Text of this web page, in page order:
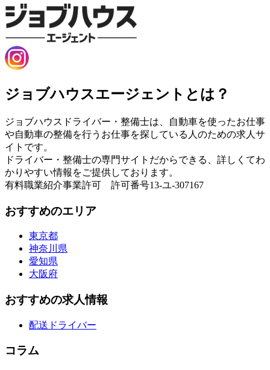
ジョブハウスエージェントとは？
ジョブハウスドライバー・整備士は、自動車を使ったお仕事
や自動車の整備を行うお仕事を探している人のための求人サ
イトです。
ドライバー・整備士の専門サイトだからできる、詳しくてわ
かりやすい情報をご提供しております。
有料職業紹介事業許可 許可番号13-ユ-307167
おすすめのエリア
東京都
神奈川県
愛知県
大阪府
おすすめの求人情報
配送ドライバー
コラム